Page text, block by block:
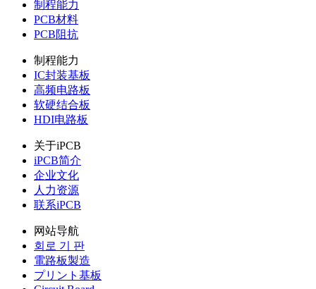
制程能力
PCB材料
PCB阻抗
制程能力
IC封装基板
高频电路板
软硬结合板
HDI电路板
关于iPCB
iPCB简介
企业文化
人力资源
联系iPCB
网站导航
회로 기 판
電路板製造
プリント基板